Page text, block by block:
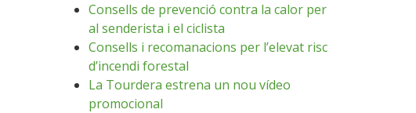
Consells de prevenció contra la calor per
al senderista i el ciclista
Consells i recomanacions per l’elevat risc
d’incendi forestal
La Tourdera estrena un nou vídeo
promocional